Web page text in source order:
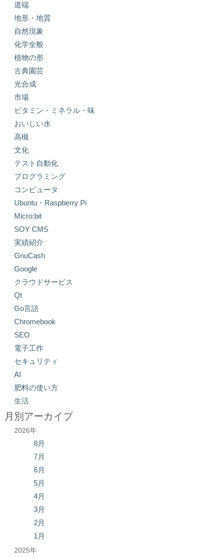
道端
地形・地質
自然現象
化学全般
植物の形
古典園芸
光合成
市場
ビタミン・ミネラル・味
おいしい水
高槻
文化
テスト自動化
プログラミング
コンピュータ
Ubuntu・Raspberry Pi
Micro:bit
SOY CMS
実績紹介
GnuCash
Google
クラウドサービス
Qt
Go言語
Chromebook
SEO
電子工作
セキュリティ
AI
肥料の使い方
生活
月別アーカイブ
2026年
8月
7月
6月
5月
4月
3月
2月
1月
2025年